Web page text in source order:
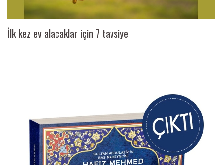
İlk kez ev alacaklar için 7 tavsiye